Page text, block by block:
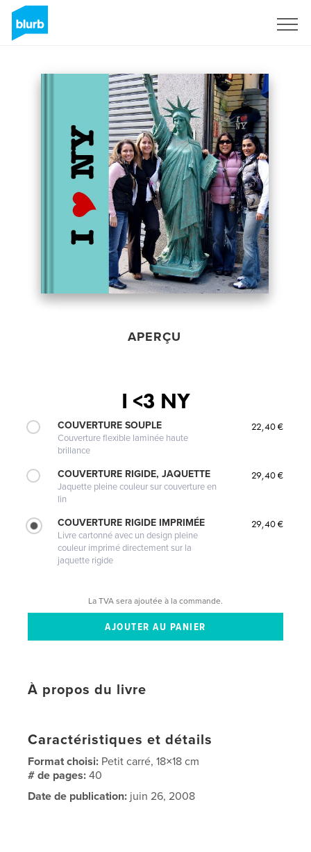
APERÇU
I <3 NY
COUVERTURE SOUPLE
Couverture flexible laminée haute
brillance
22,40 €
COUVERTURE RIGIDE, JAQUETTE
Jaquette pleine couleur sur couverture en
lin
29,40 €
COUVERTURE RIGIDE IMPRIMÉE
Livre cartonné avec un design pleine
couleur imprimé directement sur la
jaquette rigide
29,40 €
La TVA sera ajoutée à la commande.
À propos du livre
Caractéristiques et détails
Format choisi: Petit carré, 18×18 cm
# de pages:40
Date de publication: juin 26, 2008